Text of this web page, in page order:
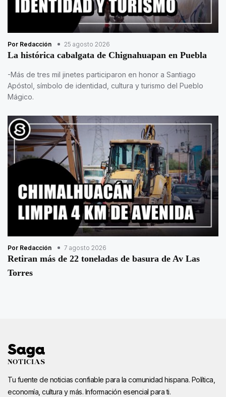
Por Redacción 25 agosto 2026
La histórica cabalgata de Chignahuapan en Puebla
-Más de tres mil jinetes participaron en honor a Santiago
Apóstol, símbolo de identidad, cultura y turismo del Pueblo
Mágico.
Por Redacción 7 agosto 2026
Retiran más de 22 toneladas de basura de Av Las
Torres
Tu fuente de noticias confiable para la comunidad hispana. Política,
economía, cultura y más. Información esencial para ti.